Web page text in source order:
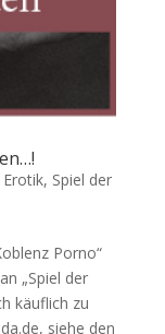
Erotik, Spiel der
Porno“
„Spiel der
käuflich zu
siehe den